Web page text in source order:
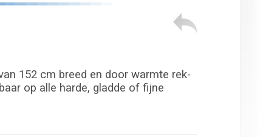
152 cm breed en door warmte rek-
op alle harde, gladde of fijne